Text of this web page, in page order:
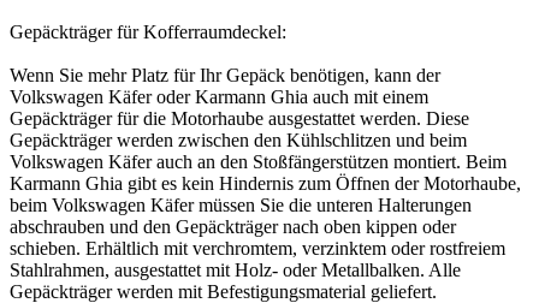
Gepäckträger für Kofferraumdeckel:
Wenn Sie mehr Platz für Ihr Gepäck benötigen, kann der
Volkswagen Käfer oder Karmann Ghia auch mit einem
Gepäckträger für die Motorhaube ausgestattet werden. Diese
Gepäckträger werden zwischen den Kühlschlitzen und beim
Volkswagen Käfer auch an den Stoßfängerstützen montiert. Beim
Karmann Ghia gibt es kein Hindernis zum Öffnen der Motorhaube,
beim Volkswagen Käfer müssen Sie die unteren Halterungen
abschrauben und den Gepäckträger nach oben kippen oder
schieben. Erhältlich mit verchromtem, verzinktem oder rostfreiem
Stahlrahmen, ausgestattet mit Holz- oder Metallbalken. Alle
Gepäckträger werden mit Befestigungsmaterial geliefert.